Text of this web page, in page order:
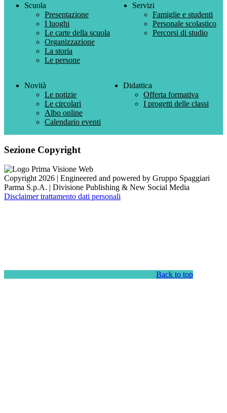
Scuola
Presentazione
I luoghi
Le carte della scuola
Organizzazione
La storia
Le persone
Servizi
Famiglie e studenti
Personale scolastico
Percorsi di studio
Novità
Le notizie
Le circolari
Albo online
Calendario eventi
Didattica
Offerta formativa
I progetti delle classi
Sezione Copyright
Copyright 2026 | Engineered and powered by Gruppo Spaggiari
Parma S.p.A. | Divisione Publishing & New Social Media
Disclaimer trattamento dati personali
Back to top